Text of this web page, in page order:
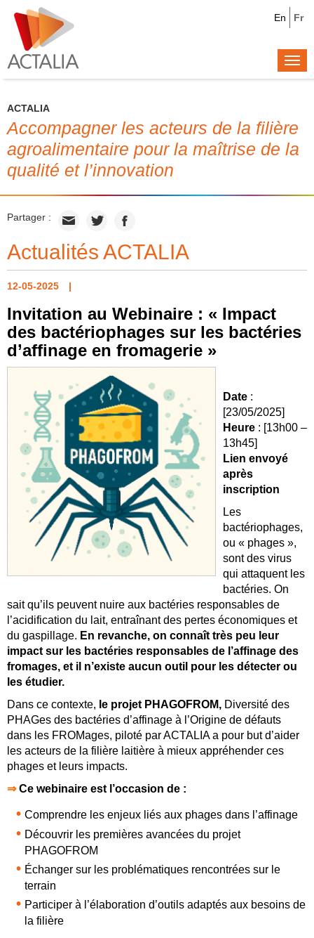
Fr
En
ACTALIA
Accompagner les acteurs de la filière
agroalimentaire pour la maîtrise de la
qualité et l’innovation
Partager :
Actualités ACTALIA
12-05-2025
Invitation au Webinaire : « Impact
des bactériophages sur les bactéries
d’affinage en fromagerie »
Date :
[23/05/2025]
Heure : [13h00 –
13h45]
Lien envoyé
après
inscription
Les
bactériophages,
ou « phages »,
sont des virus
qui attaquent les
bactéries. On
sait qu’ils peuvent nuire aux bactéries responsables de
l’acidification du lait, entraînant des pertes économiques et
du gaspillage. En revanche, on connaît très peu leur
impact sur les bactéries responsables de l’affinage des
fromages, et il n’existe aucun outil pour les détecter ou
les étudier.
Dans ce contexte, le projet PHAGOFROM, Diversité des
PHAGes des bactéries d’affinage à l’Origine de défauts
dans les FROMages, piloté par ACTALIA a pour but d’aider
les acteurs de la filière laitière à mieux appréhender ces
phages et leurs impacts.
⇒‍ Ce webinaire est l’occasion de :
Comprendre les enjeux liés aux phages dans l’affinage
Découvrir les premières avancées du projet
PHAGOFROM
Échanger sur les problématiques rencontrées sur le
terrain
Participer à l’élaboration d’outils adaptés aux besoins de
la filière